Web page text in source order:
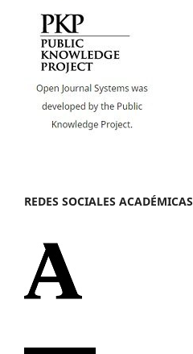
REDES SOCIALES ACADÉMICAS